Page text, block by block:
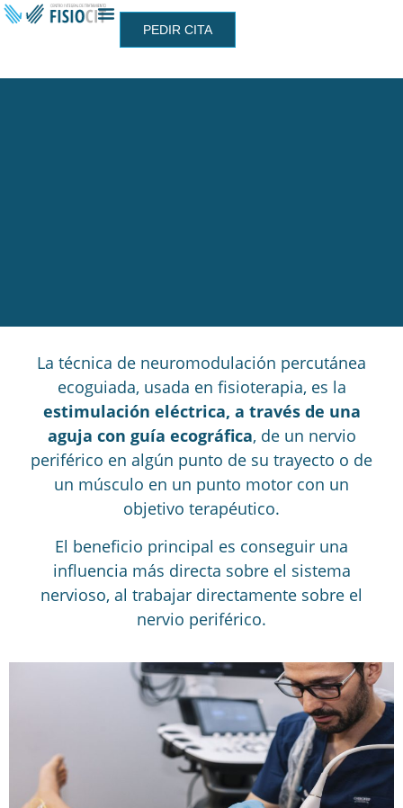
PEDIR CITA
La técnica de neuromodulación percutánea
ecoguiada, usada en fisioterapia, es la
estimulación eléctrica, a través de una
aguja con guía ecográfica, de un nervio
periférico en algún punto de su trayecto o de
un músculo en un punto motor con un
objetivo terapéutico.
El beneficio principal es conseguir una
influencia más directa sobre el sistema
nervioso, al trabajar directamente sobre el
nervio periférico.